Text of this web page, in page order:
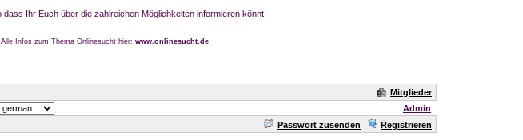
Ihr Euch über die zahlreichen Möglichkeiten informieren könnt!
Infos zum Thema Onlinesucht hier: www.onlinesucht.de
Mitglieder
Admin
Passwort zusenden Registrieren